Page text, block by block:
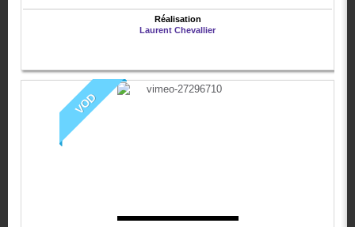
Réalisation
Laurent Chevallier
VOD